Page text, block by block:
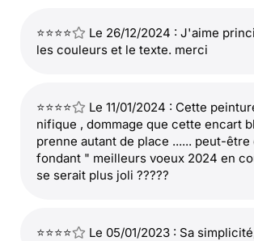
⭐⭐⭐⭐
Le 26/12/2024 : J'aime
les couleurs et le texte. merci
⭐⭐⭐⭐
Le 11/01/2024 : Cette
nifique , dommage que cette encart
prenne autant de place ...... peut-être
fondant " meilleurs voeux 2024 en
se serait plus joli ?????
⭐⭐⭐⭐ Le 05/01/2023 : Sa